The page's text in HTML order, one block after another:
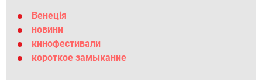
Венеція
новини
кинофестивали
короткое замыкание